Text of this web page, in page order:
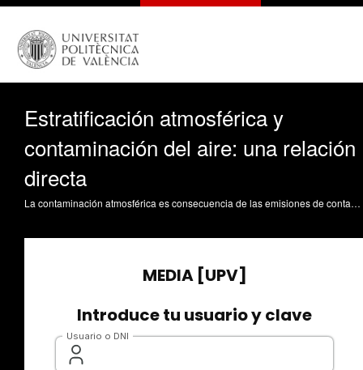
Estratificación atmosférica y
contaminación del aire: una relación
directa
La contaminación atmosférica es consecuencia de las emisiones de contaminantes que se transportan y dispersan en la atmósfera una vez han sido emitidos a la misma. Sin embargo, no todas las situaciones son iguales para la acumulación de los mismos (lo que llamamos contaminación), sino que hay situaciones atmosféricas más favorables al aumento de la concentración y otras más desfavorables. Uno de los primeros parámetros para conocer la capacidad de una atmósfera para dispersar o agrupar los contaminantes es el grado de estratificación: el presente objeto lo describe y permite presentar la relación entre contaminación atmosférica y contaminación en primera instancia. DER